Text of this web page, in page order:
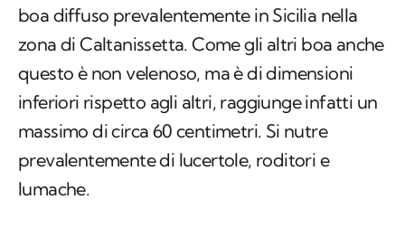
boa diffuso prevalentemente in Sicilia nella
zona di Caltanissetta. Come gli altri boa anche
questo è non velenoso, ma è di dimensioni
inferiori rispetto agli altri, raggiunge infatti un
massimo di circa 60 centimetri. Si nutre
prevalentemente di lucertole, roditori e
lumache.